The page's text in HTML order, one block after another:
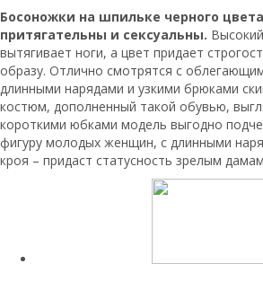
Босоножки на шпильке черного
притягательны и сексуальны.
вытягивает ноги, а цвет придает
образу. Отлично смотрятся с
длинными нарядами и узкими брюками
костюм, дополненный такой обувью,
короткими юбками модель выгодно
фигуру молодых женщин, с длинными
кроя – придаст статусность зрелым